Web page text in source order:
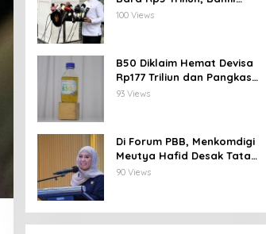
Lahadalia: ESDM Siap Berikan
100 Views
B50 Diklaim Hemat Devisa
Rp177 Triliun dan Pangkas
Emisi 44 Juta Ton CO₂
93 Views
Di Forum PBB, Menkomdigi
Meutya Hafid Desak Tata
Kelola AI Global Utamakan
90 Views